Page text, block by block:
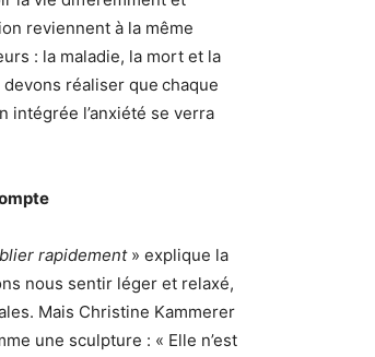
reviennent à la même
: la maladie, la mort et la
réaliser que chaque
intégrée l’anxiété se verra
rapidement» explique la
nous sentir léger et relaxé,
Mais Christine Kammerer
une sculpture : « Elle n’est